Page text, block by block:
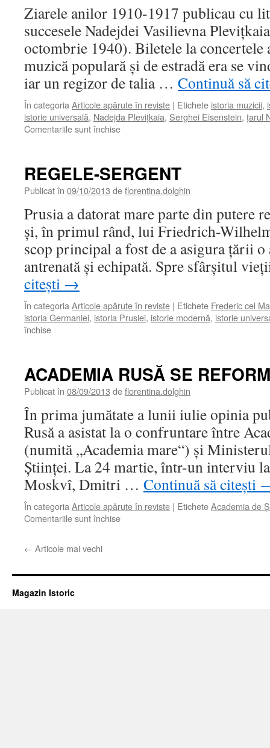
Ziarele anilor 1910-1917 publicau cu
succesele Nadejdei Vasilievna
octombrie 1940). Biletele la concertele
muzică populară şi de estradă era se
iar un regizor de talia … Continuă să
În categoria Articole apărute în reviste | Etichete istoria muzicii,
istorie universală, Nadejda Pleviţkaia, Serghei Eisenstein, ţarul
Comentariile sunt închise
PRIVIGHETOAREA
DIN
KURSK
REGELE-SERGENT
Publicat în 09/10/2013 deflorentina.dolghin
Prusia a datorat mare parte din putere
şi, în primul rând, lui Friedrich-
scop principal a fost de a asigura ţării
antrenată şi echipată. Spre sfârşitul
citești →
În categoria Articole apărute în reviste | Etichete Frederic cel
istoria Germaniei, istoria Prusiei, istorie modernă, istorie
închise
ACADEMIA RUSĂ SE
Publicat în 08/09/2013 deflorentina.dolghin
În prima jumătate a lunii iulie opinia
Rusă a asistat la o confruntare între
(numită „Academia mare“) şi
Ştiinţei. La 24 martie, într-un interviu
Moskvî, Dmitri … Continuă să citești
În categoria Articole apărute în reviste | EticheteAcademia de
Comentariile sunt închise
← Articole mai vechi
Magazin Istoric